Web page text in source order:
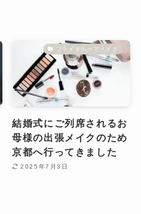
ブライダルヘアメイク
結婚式にご列席されるお
母様の出張メイクのため
京都へ行ってきました
2025年7月3日